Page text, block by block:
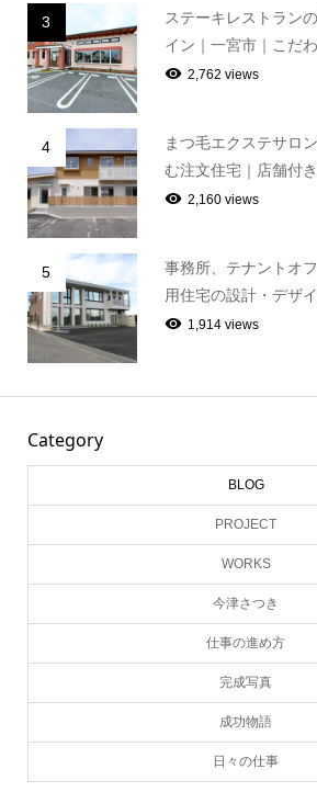
3
ステーキレストラン
イン｜一宮市｜こだ
2,762 views
4
まつ毛エクステサロ
む注文住宅｜店舗付
2,160 views
5
事務所、テナントオ
用住宅の設計・デザ
1,914 views
Category
BLOG
PROJECT
WORKS
今津さつき
仕事の進め方
完成写真
成功物語
日々の仕事